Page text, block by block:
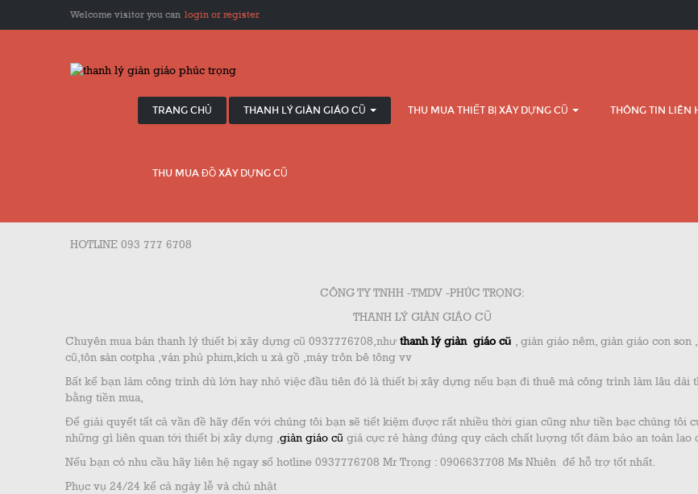
Welcome visitor you can login or register
TRANG CHỦ THANH LÝ GIÀN GIÁO CŨ THU MUA THIẾT BỊ XÂY DỰNG CŨ THÔNG TIN LIÊN
THU MUA ĐỒ XÂY DỰNG CŨ
HOTLINE 093 777 6708
CÔNG TY TNHH -TMDV -PHÚC TRỌNG:
THANH LÝ GIÀN GIÁO CŨ
Chuyên mua bán thanh lý thiết bị xây dựng cũ 0937776708,như thanh lý giàn giáo cũ , giàn giáo nêm, giàn giáo con son
cũ,tôn sàn cotpha ,ván phủ phim,kích u xà gồ ,máy trôn bê tông vv
Bất kể bạn làm công trình dù lớn hay nhỏ việc đầu tiên đó là thiết bị xây dựng nếu bạn đi thuê mà công trình làm lâu dài
bằng tiền mua,
Để giải quyết tất cả vần đề hãy đến với chúng tôi bạn sẽ tiết kiệm được rất nhiều thời gian cũng như tiền bạc chúng tôi
những gì liên quan tới thiết bị xây dựng ,giàn giáo cũ giá cực rẻ hàng đúng quy cách chất lượng tốt đảm bảo an toàn lao
Nếu bạn có nhu cầu hãy liên hệ ngay số hotline 0937776708 Mr Trọng : 0906637708 Ms Nhiên để hỗ trợ tốt nhất.
Phục vụ 24/24 kể cả ngày lễ và chủ nhật